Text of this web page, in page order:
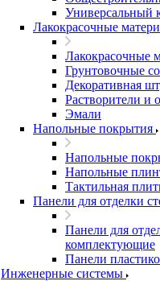
Универсальный
Лакокрасочные
Лакокрасочные
Грунтовочные
Декоративная
Растворители и
Эмали
Напольные покрытия
Напольные
Напольные
Тактильная
Панели для отделки
Панели для
комплектующие
Панели
Инженерные системы